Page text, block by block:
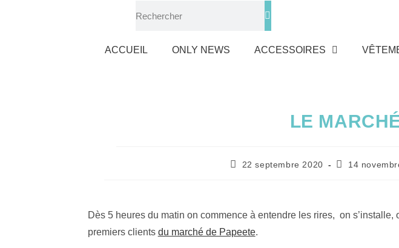
ACCUEIL ONLY NEWS ACCESSOIRES
LE
22 septembre 2020 14
Dès 5 heures du matin on commence à entendre les rires, on s’installe,
premiers clients du marché de Papeete.